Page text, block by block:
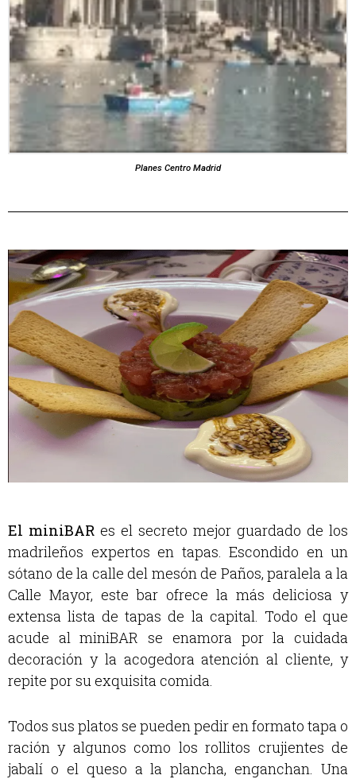
Planes Centro Madrid
El miniBAR es el secreto mejor guardado de los
madrileños expertos en tapas. Escondido en un
sótano de la calle del mesón de Paños, paralela a la
Calle Mayor, este bar ofrece la más deliciosa y
extensa lista de tapas de la capital. Todo el que
acude al miniBAR se enamora por la cuidada
decoración y la acogedora atención al cliente, y
repite por su exquisita comida.
Todos sus platos se pueden pedir en formato tapa o
ración y algunos como los rollitos crujientes de
jabalí o el queso a la plancha, enganchan. Una